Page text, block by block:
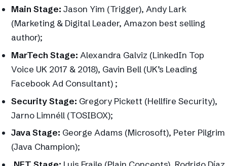
Main Stage: Jason Yim (Trigger), Andy Lark
(Marketing & Digital Leader, Amazon best selling
author);
MarTech Stage: Alexandra Galviz (LinkedIn Top
Voice UK 2017 & 2018), Gavin Bell (UK’s Leading
Facebook Ad Consultant) ;
Security Stage: Gregory Pickett (Hellfire Security),
Jarno Limnéll (TOSIBOX);
Java Stage: George Adams (Microsoft), Peter Pilgrim
(Java Champion);